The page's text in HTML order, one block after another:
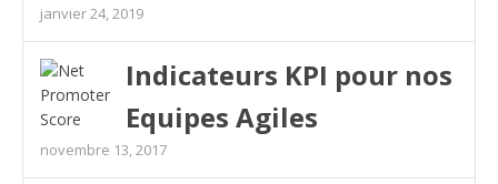
janvier 24, 2019
Indicateurs KPI pour nos
Equipes Agiles
novembre 13, 2017